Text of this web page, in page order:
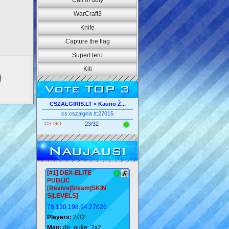
WarCraft3
Knife
Capture the flag
SuperHero
Kiti
Vote TOP 3
CSZALGIRIS.LT « Kauno Ž...
cs.cszalgiris.lt:27015
CS:GO 23/32
Naujausi